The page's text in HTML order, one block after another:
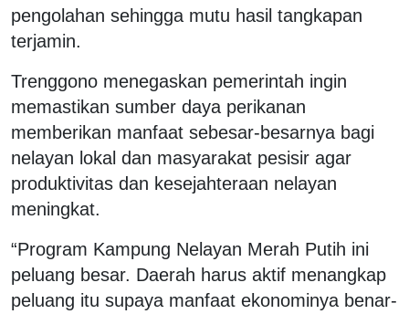
pengolahan sehingga mutu hasil tangkapan
terjamin.
Trenggono menegaskan pemerintah ingin
memastikan sumber daya perikanan
memberikan manfaat sebesar-besarnya bagi
nelayan lokal dan masyarakat pesisir agar
produktivitas dan kesejahteraan nelayan
meningkat.
“Program Kampung Nelayan Merah Putih ini
peluang besar. Daerah harus aktif menangkap
peluang itu supaya manfaat ekonominya benar-